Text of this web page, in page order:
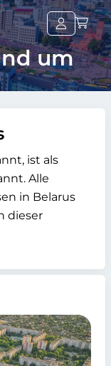
um
ist als
Alle
in Belarus
dieser